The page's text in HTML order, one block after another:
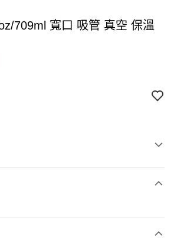
709ml 寬口 吸管 真空 保溫